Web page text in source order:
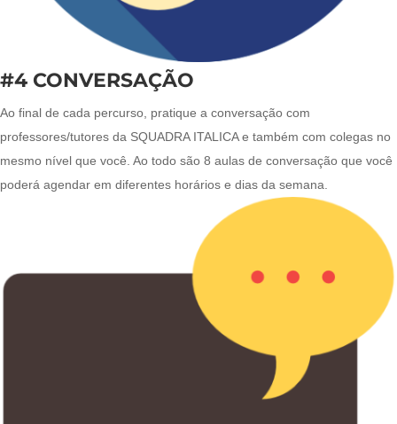
#4 CONVERSAÇÃO
Ao final de cada percurso, pratique a conversação com
professores/tutores da SQUADRA ITALICA e também com colegas no
mesmo nível que você. Ao todo são 8 aulas de conversação que você
poderá agendar em diferentes horários e dias da semana.